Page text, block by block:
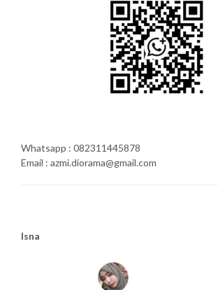
Whatsapp : 082311445878
Email : azmi.diorama@gmail.com
Isna